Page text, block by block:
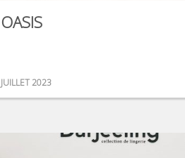
OASIS
JUILLET 2023